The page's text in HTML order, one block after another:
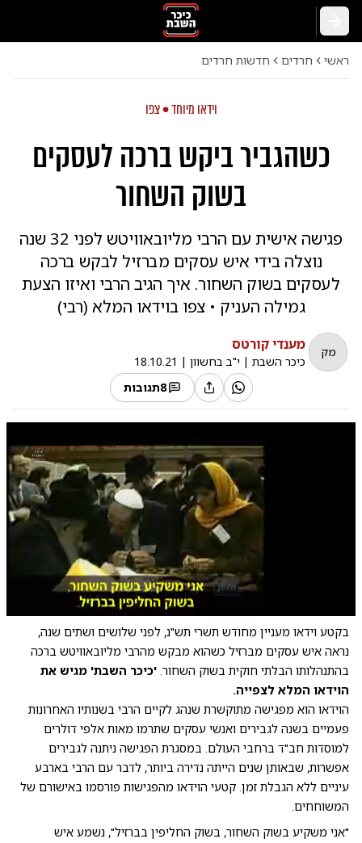
ראשי חרדים חדשות חרדים
וידאו מיוחד • צפו
כשהגביר ביקש ברכה לעסקים
בשוק השחור
פגישה אישית עם הרבי מליובאוויטש לפני 32 שנה
נוצלה בידי איש עסקים מברזיל לבקש ברכה
לעסקים בשוק השחור. איך הגיב הרבי ואיזו הצעת
גמילה העניק • צפו בוידאו המלא (רבי)
מק מענדי קורטס
כיכר השבת | י"ב בחשוון |
18.10.21
8תגובות
10 0:00 / 2:06
בקטע וידאו מעניין מחודש תשרי תש"נ, לפני שלושים ושתים שנה,
נראה איש עסקים מברזיל כשהוא מבקש מהרבי מליובאוויטש ברכה
בהתנהלותו הבלתי חוקית בשוק השחור. 'כיכר השבת' מגיש את
הוידאו המלא לצפייה.
הוידאו הוא מפגישה מתוקשרת שנהג לקיים הרבי בשנותיו האחרונות
פעמיים בשנה לגבירים ואנשי עסקים שתרמו מאות אלפי דולרים
למוסדות חב"ד ברחבי העולם. במסגרת הפגישה ניתנה לגבירים
אפשרות, שבאותן שנים הייתה נדירה ביותר, לדבר עם הרבי בארבע
עיניים ללא הגבלת זמן. קטעי הוידאו מהפגישות פורסמו באישורם של
המשוחחים.
"אני משקיע בשוק השחור, בשוק החליפין בברזיל", נשמע איש